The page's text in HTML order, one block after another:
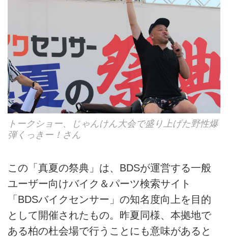
トークショー、じゃんけん大会で盛り上げた野性爆
弾くっきー！さん
この「真夏の祭典」は、BDSが運営する一般
ユーザー向けバイク＆パーツ検索サイト
「BDSバイクセンサー」の知名度向上を目的
として開催されたもの。昨夏同様、本拠地で
ある柏の杜会場で行うことにも意味があると